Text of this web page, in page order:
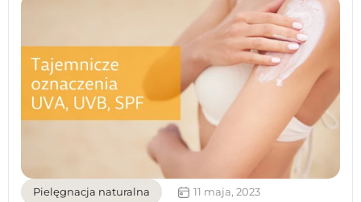
Pielęgnacja naturalna 11 maja, 2023